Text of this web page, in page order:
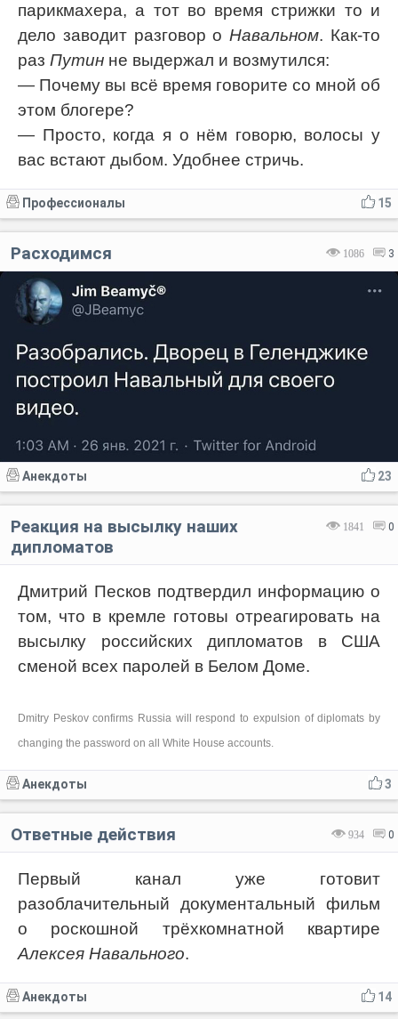
парикмахера, а тот во время стрижки то и
дело заводит разговор оНавальном. Как-то
раз Путин не выдержал и возмутился:
— Почему вы всё время говорите со мной об
этом блогере?
— Просто, когда я о нём говорю, волосы у
вас встают дыбом. Удобнее стричь.
15
Профессионалы
1086 3
Расходимся
23
Анекдоты
1841 0
Реакция на высылку наших
дипломатов
Дмитрий Песков подтвердил информацию о
том, что в кремле готовы отреагировать на
высылку российских дипломатов в США
сменой всех паролей в Белом Доме.
Dmitry Peskov confirms Russia will respond to expulsion of diplomats by
changing the password on all White House accounts.
3
Анекдоты
934 0
Ответные действия
Первый канал уже готовит
разоблачительный документальный фильм
о роскошной трёхкомнатной квартире
Алексея Навального.
14
Анекдоты